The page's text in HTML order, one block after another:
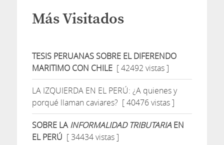
Más Visitados
TESIS PERUANAS SOBRE EL DIFERENDO
MARITIMO CON CHILE[ 42492 vistas ]
LA IZQUIERDA EN EL PERÚ: ¿A quienes y
porqué llaman caviares? [ 40476 vistas ]
SOBRE LAINFORMALIDAD TRIBUTARIAEN
EL PERÚ [ 34434 vistas ]